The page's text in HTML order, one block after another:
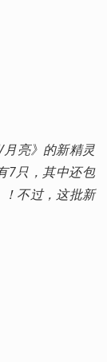
亮》的新精灵
7只，其中还包
！不过，这批新